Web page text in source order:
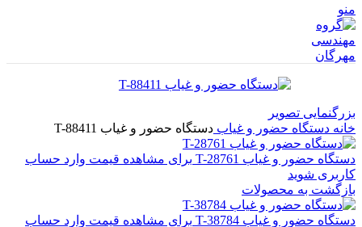
منو
بزرگنمایی تصویر
خانه دستگاه حضور و غیاب دستگاه حضور و غیاب T-88411
دستگاه حضور و غیاب T-28761
برای مشاهده قیمت وارد حساب
کاربری شوید
بازگشت به محصولات
دستگاه حضور و غیاب T-38784
برای مشاهده قیمت وارد حساب